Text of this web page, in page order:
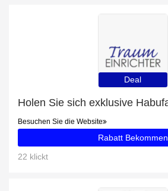
Deal
Besuchen Sie die Website
Rabatt Bekommen
22 klickt